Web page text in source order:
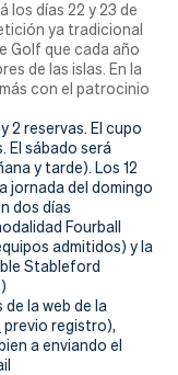
los días 22 y 23 de
ya tradicional
Golf que cada año
de las islas. En la
con el patrocinio
2 reservas. El cupo
El sábado será
y tarde). Los 12
jornada del domingo
dos días
Fourball
admitidos) y la
Stableford
la web de la
previo registro),
a enviando el